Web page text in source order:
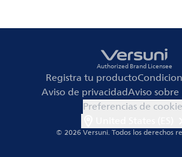
Authorized Brand Licensee
Registra tu producto
Aviso de privacidadAviso sobre
Preferencias de
© 2026 Versuni.Todos los derechos